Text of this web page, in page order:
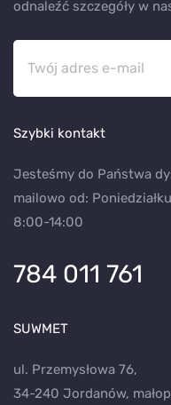
odnaleźć szczegóły w
Szybki kontakt
Jesteśmy do Państwa
mailowo od:
8:00-14:00
784 011 761
SUWMET
ul. Przemysłowa 76,
34-240 Jordanów,